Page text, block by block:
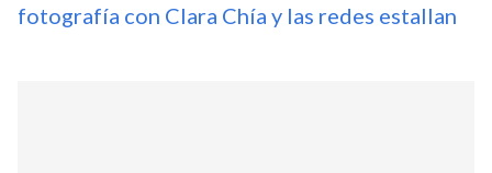
fotografía con Clara Chía y las redes estallan